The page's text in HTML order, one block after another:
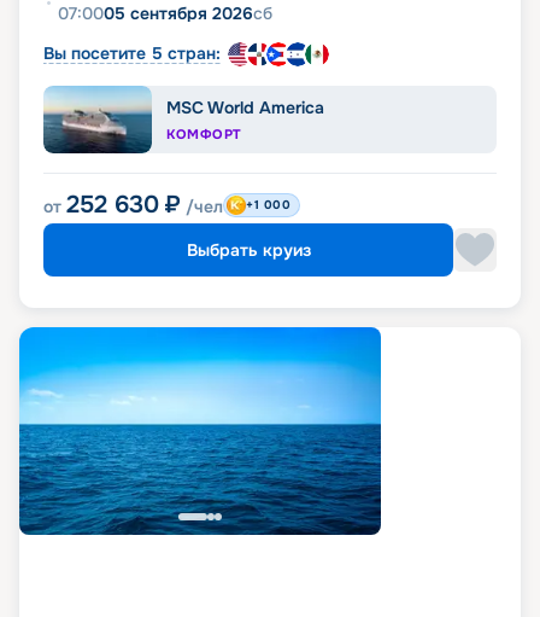
07:0005 сентября 2026сб
Вы посетите 5 стран:
MSC World America
КОМФОРТ
от 252 630 ₽ /чел +1 000
Выбрать круиз